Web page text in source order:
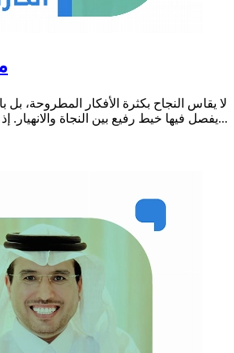
لا يقاس النجاح بكثرة الأفكار المطروحة، بل
يفصل فيها خيط رفيع بين النجاة والانهيار. إذ إن القرارات الناجحة لا...